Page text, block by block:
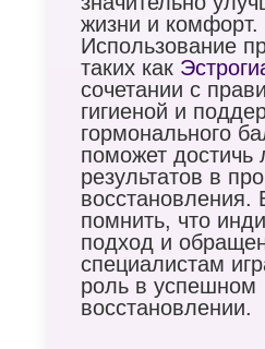
жизни и комфорт.
Использование
таких как
сочетании с
гигиеной и
гормонального
поможет достичь
результатов в
восстановления.
помнить, что
подход и
специалистам
роль в успешном
восстановлении.